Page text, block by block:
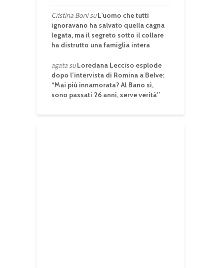
Cristina BonisuL’uomo che tutti
ignoravano ha salvato quella cagna
legata, ma il segreto sotto il collare
ha distrutto una famiglia intera
agatasuLoredana Lecciso esplode
dopo l’intervista di Romina a Belve:
“Mai più innamorata? Al Bano sì,
sono passati 26 anni, serve verità”